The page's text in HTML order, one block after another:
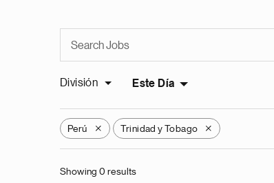
División Este Día
Perú X Trinidad y Tobago X
Showing 0 results